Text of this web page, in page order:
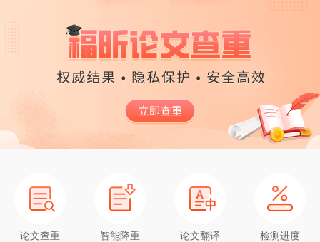
论文查重 智能降重 论文翻译 检测进度